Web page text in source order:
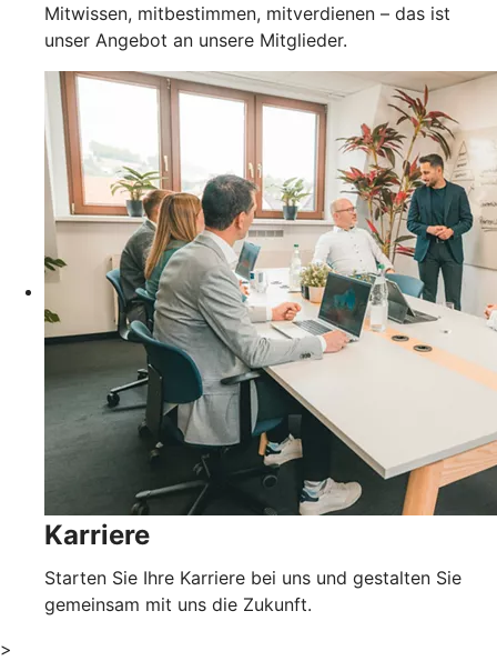
Mitwissen, mitbestimmen, mitverdienen – das ist
unser Angebot an unsere Mitglieder.
Karriere
Starten Sie Ihre Karriere bei uns und gestalten Sie
gemeinsam mit uns die Zukunft.
>